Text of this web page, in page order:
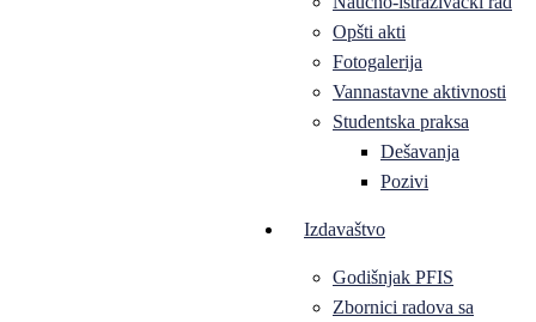
Opšti akti
Fotogalerija
Vannastavne aktivnosti
Studentska praksa
Dešavanja
Pozivi
Izdavaštvo
Godišnjak PFIS
Zbornici radova sa